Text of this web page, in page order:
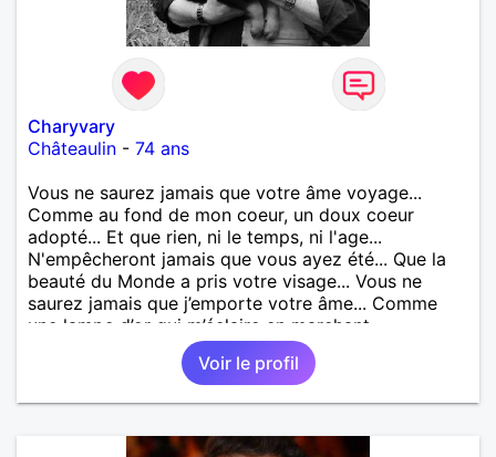
Charyvary
Châteaulin - 74 ans
Vous ne saurez jamais que votre âme voyage...
Comme au fond de mon coeur, un doux coeur
adopté... Et que rien, ni le temps, ni l'age...
N'empêcheront jamais que vous ayez été... Que la
beauté du Monde a pris votre visage... Vous ne
saurez jamais que j’emporte votre âme... Comme
une lampe d’or qui m’éclaire en marchant...
Voir le profil